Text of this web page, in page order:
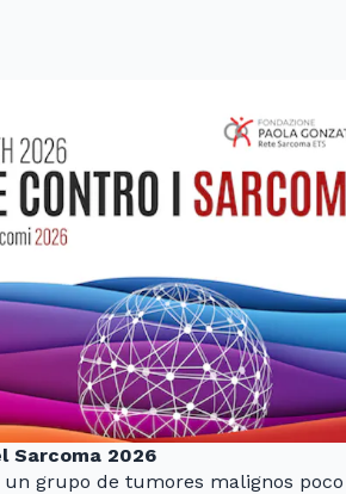
Sarcoma 2026
grupo de tumores malignos